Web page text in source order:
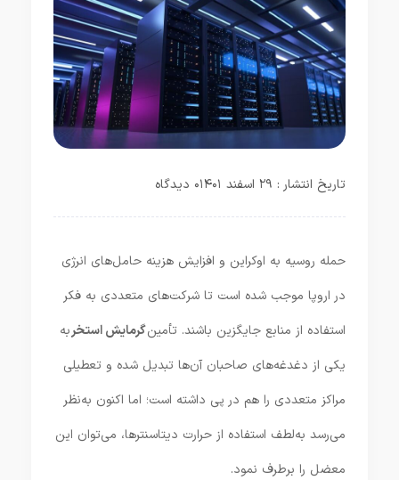
تاریخ انتشار : ۲۹ اسفند ۱۴۰۱ ۰ دیدگاه
حمله روسیه به اوکراین و افزایش هزینه حامل‌های انرژی
در اروپا موجب شده است تا شرکت‌های متعددی به فکر
استفاده از منابع جایگزین باشند. تأمینگرمایش استخربه
یکی از دغدغه‌های صاحبان آن‌ها تبدیل شده و تعطیلی
مراکز متعددی را هم در پی داشته است؛ اما اکنون به‌نظر
می‌رسد به‌لطف استفاده از حرارت دیتاسنترها، می‌توان این
معضل را برطرف نمود.